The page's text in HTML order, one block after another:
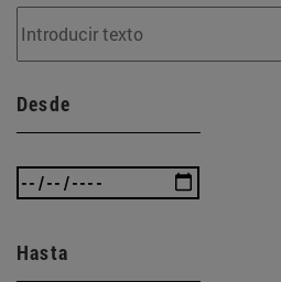
Desde
Hasta